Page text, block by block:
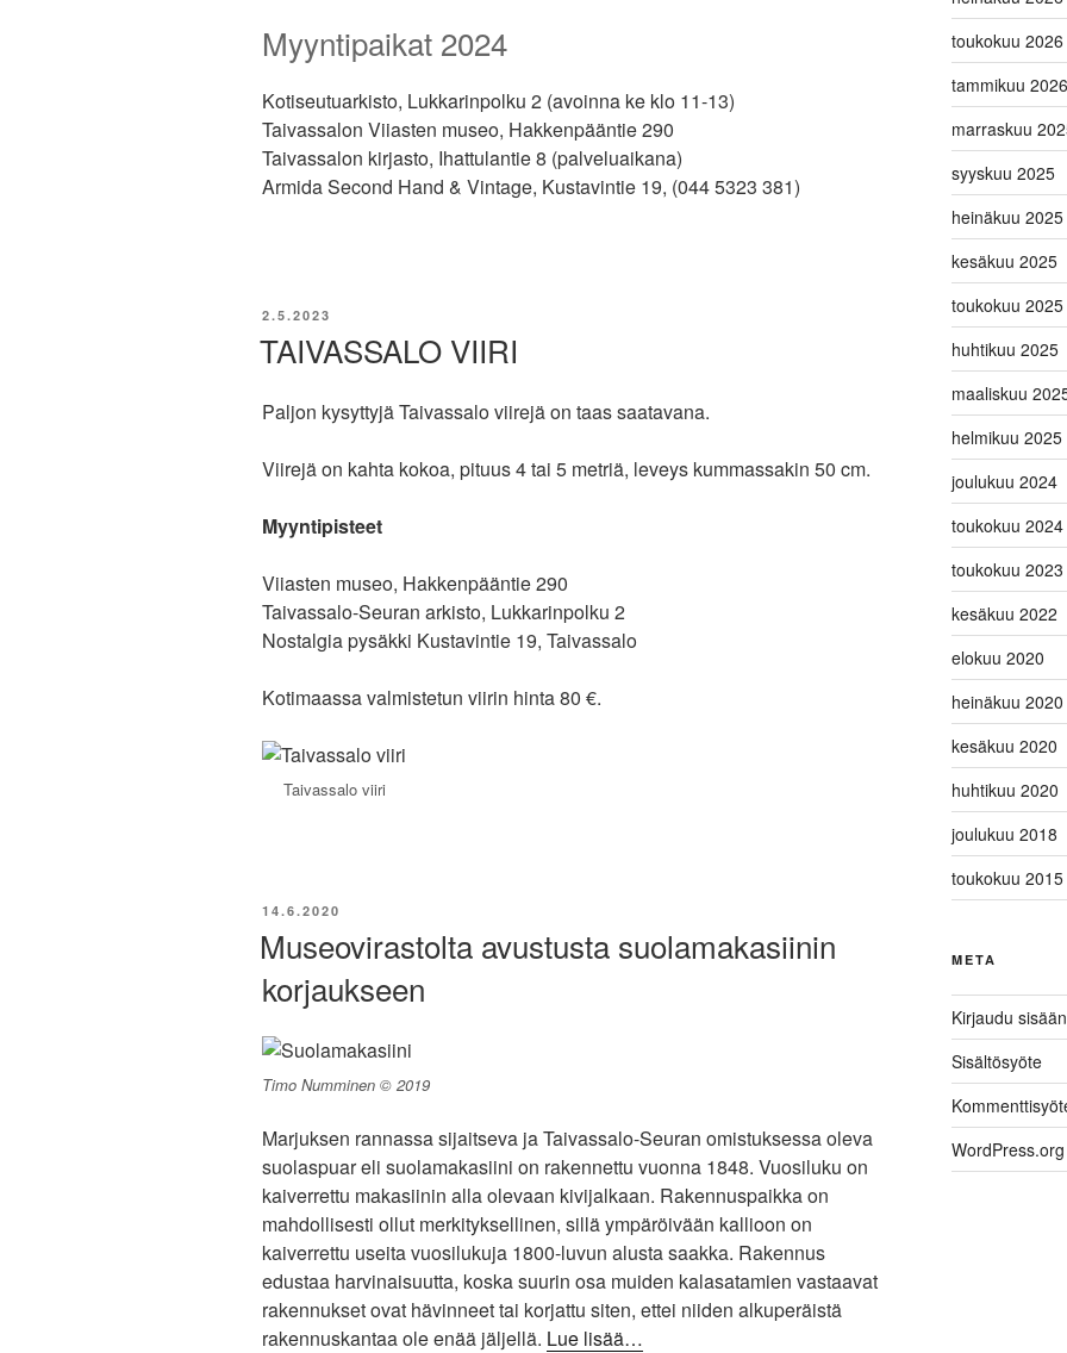
Myyntipaikat 2024
Kotiseutuarkisto, Lukkarinpolku 2 (avoinna ke klo 11-13)
Taivassalon Viiasten museo, Hakkenpääntie 290
Taivassalon kirjasto, Ihattulantie 8 (palveluaikana)
Armida Second Hand & Vintage, Kustavintie 19, (044 5323 381)
JULKAISTU
2.5.2023
TAIVASSALO VIIRI
Paljon kysyttyjä Taivassalo viirejä on taas saatavana.
Viirejä on kahta kokoa, pituus 4 tai 5 metriä, leveys kummassakin 50 cm.
Myyntipisteet
Viiasten museo, Hakkenpääntie 290
Taivassalo-Seuran arkisto, Lukkarinpolku 2
Nostalgia pysäkki Kustavintie 19, Taivassalo
Kotimaassa valmistetun viirin hinta 80 €.
Taivassalo viiri
JULKAISTU
14.6.2020
Museovirastolta avustusta suolamakasiinin
korjaukseen
Timo Numminen © 2019
Marjuksen rannassa sijaitseva ja Taivassalo-Seuran omistuksessa oleva
suolaspuar eli suolamakasiini on rakennettu vuonna 1848. Vuosiluku on
kaiverrettu makasiinin alla olevaan kivijalkaan. Rakennuspaikka on
mahdollisesti ollut merkityksellinen, sillä ympäröivään kallioon on
kaiverrettu useita vuosilukuja 1800-luvun alusta saakka. Rakennus
edustaa harvinaisuutta, koska suurin osa muiden kalasatamien vastaavat
rakennukset ovat hävinneet tai korjattu siten, ettei niiden alkuperäistä
rakennuskantaa ole enää jäljellä. Lue lisää…
toukokuu 2026
tammikuu 2026
marraskuu
syyskuu 2025
heinäkuu 2025
kesäkuu 2025
toukokuu 2025
huhtikuu 2025
maaliskuu
helmikuu 2025
joulukuu 2024
toukokuu 2024
toukokuu 2023
kesäkuu 2022
elokuu 2020
heinäkuu 2020
kesäkuu 2020
huhtikuu 2020
joulukuu 2018
toukokuu 2015
META
Kirjaudu sisään
Sisältösyöte
WordPress.org